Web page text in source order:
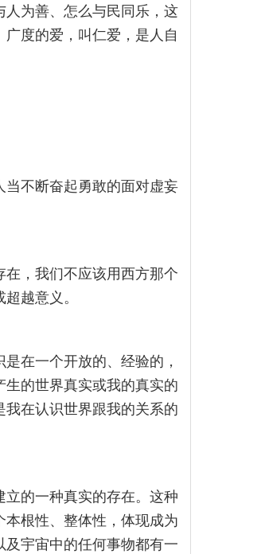
为善、怎么与民同乐，这
度的爱，叫仁爱，是人自
不断奋起勇敢的面对虚妄
，我们不应该用西方那个
越意义。
在一个开放的、经验的，
的世界真实或我的真实的
在认识世界跟我的关系的
的一种真实的存在。这种
根性、整体性，体现成为
宇宙中的任何事物都有一